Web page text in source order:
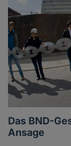
Das BND-
Ansage